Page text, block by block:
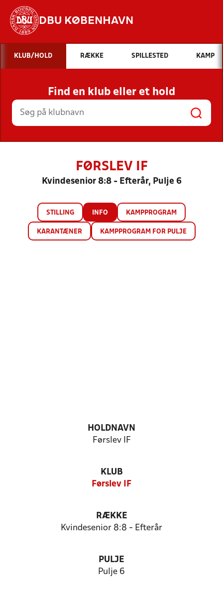
DBU KØBENHAVN
Hvad vil du søge efter?
INDHOLD OG NYHEDER
STILLINGER, RESULTATER, KLUBBER OG
HOLD
KLUB/HOLD RÆKKE SPILLESTED KAMP
Find en klub eller et hold
FØRSLEV IF
Kvindesenior 8:8 - Efterår, Pulje 6
STILLING INFO KAMPPROGRAM
KARANTÆNER KAMPPROGRAM FOR PULJE
HOLDNAVN
Førslev IF
KLUB
Førslev IF
RÆKKE
Kvindesenior 8:8 - Efterår
PULJE
Pulje 6